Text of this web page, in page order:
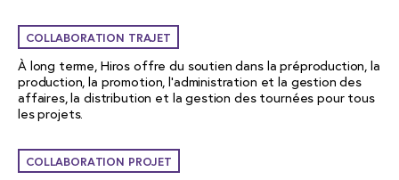
COLLABORATION TRAJET
À long terme, Hiros offre du soutien dans la préproduction, la
production, la promotion, l’administration et la gestion des
affaires, la distribution et la gestion des tournées pour tous
les projets.
COLLABORATION PROJET